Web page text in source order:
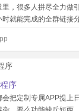
，很多人拼尽全力做
就能完成的全群链接
扣。其...
序
定制专属APP提上